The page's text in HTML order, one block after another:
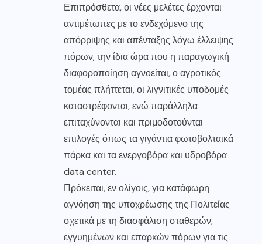
Επιπρόσθετα, οι νέες μελέτες έρχονται
αντιμέτωπες με το ενδεχόμενο της
απόρριψης και απένταξης λόγω έλλειψης
πόρων, την ίδια ώρα που η παραγωγική
διαφοροποίηση αγνοείται, ο αγροτικός
τομέας πλήττεται, οι λιγνιτικές υποδομές
καταστρέφονται, ενώ παράλληλα
επιταχύνονται και πριμοδοτούνται
επιλογές όπως τα γιγάντια φωτοβολταικά
πάρκα και τα ενεργοβόρα και υδροβόρα
data center.
Πρόκειται, εν ολίγοις, για κατάφωρη
αγνόηση της υποχρέωσης της Πολιτείας
σχετικά με τη διασφάλιση σταθερών,
εγγυημένων και επαρκών πόρων για τις